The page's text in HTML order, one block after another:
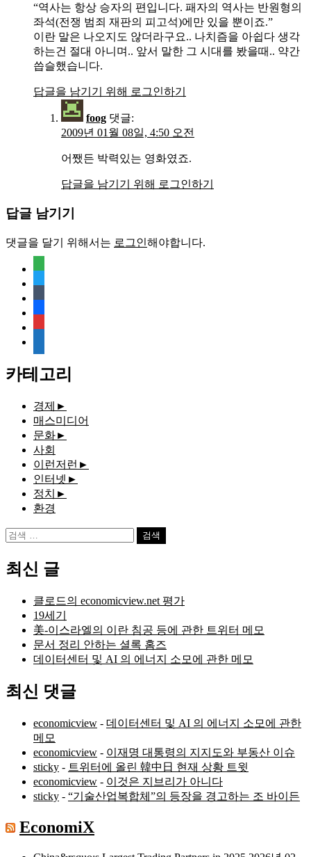
“역사는 항상 승자의 편입니다. 패자의 역사는 반원형의
좌석(전쟁 범죄 재판의 피고석)에만 있을 뿐이죠.”
이란 말은 나오지도 않더라구요.. 나치즘을 아쉽다 생각
하는건 절대 아니며.. 앞서 말한 그 시대를 봤을때.. 약간
씁슬했습니다.
답글을 남기기 위해 로그인하기
foog 댓글:
2009년 01월 08일, 4:50 오전
어쨌든 박력있는 영화였죠.
답글을 남기기 위해 로그인하기
답글 남기기
댓글을 달기 위해서는 로그인해야합니다.
document
카테고리
경제 ►
매스미디어
문화►
사회
이런저런 ►
인터넷 ►
정치 ►
환경
검
최신 글
클로드의 economicview.net 평가
19세기
美-이스라엘의 이란 침공 등에 관한 트위터 메모
문서 정리 안하는 셜록 홈즈
데이터센터 및 AI 의 에너지 소모에 관한 메모
최신 댓글
economicview - 데이터센터 및 AI 의 에너지 소모에 관한
메모
economicview - 이재명 대통령의 지지도와 부동산 이슈
sticky - 트위터에 올린 韓中日 현재 상황 트윗
economicview - 이것은 지브리가 아니다
sticky - “기술산업복합체”의 등장을 경고하는 조 바이든
EconomiX